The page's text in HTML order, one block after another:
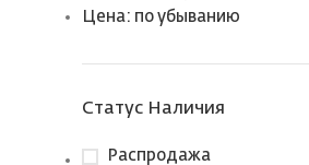
Цена: по убыванию
Статус Наличия
Распродажа